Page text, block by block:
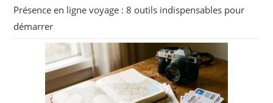
Présence en ligne voyage : 8 outils indispensables pour
démarrer